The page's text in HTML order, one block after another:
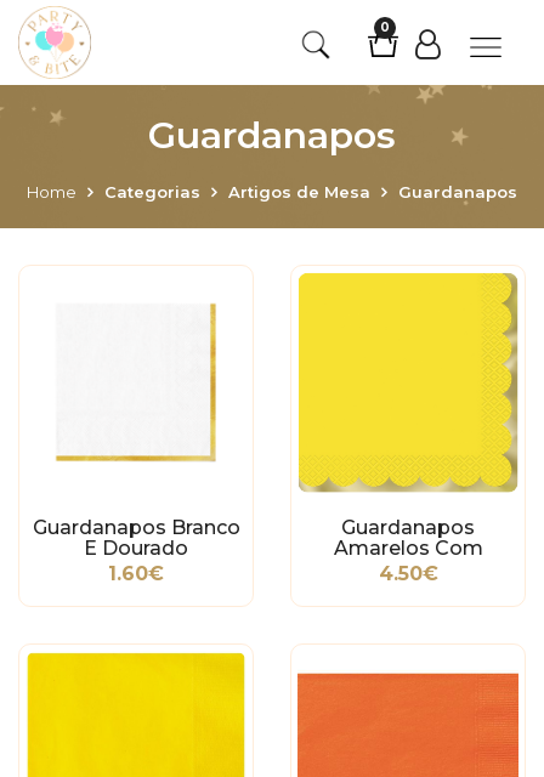
0
Guardanapos
Home Categorias Artigos de Mesa Guardanapos
Guardanapos Branco
E Dourado
1.60€
Guardanapos
Amarelos Com
Dourado
4.50€